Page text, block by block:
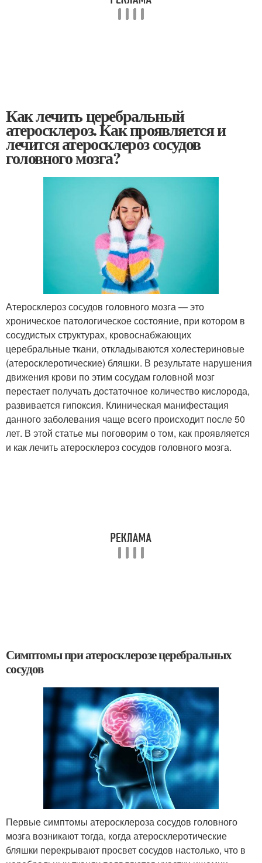
Как лечить церебральный
атеросклероз. Как проявляется и
лечится атеросклероз сосудов
головного мозга?
Атеросклероз сосудов головного мозга — это
хроническое патологическое состояние, при котором в
сосудистых структурах, кровоснабжающих
церебральные ткани, откладываются холестериновые
(атеросклеротические) бляшки. В результате нарушения
движения крови по этим сосудам головной мозг
перестает получать достаточное количество кислорода,
развивается гипоксия. Клиническая манифестация
данного заболевания чаще всего происходит после 50
лет. В этой статье мы поговорим о том, как проявляется
и как лечить атеросклероз сосудов головного мозга.
Симптомы при атеросклерозе церебральных
сосудов
Первые симптомы атеросклероза сосудов головного
мозга возникают тогда, когда атеросклеротические
бляшки перекрывают просвет сосудов настолько, что в